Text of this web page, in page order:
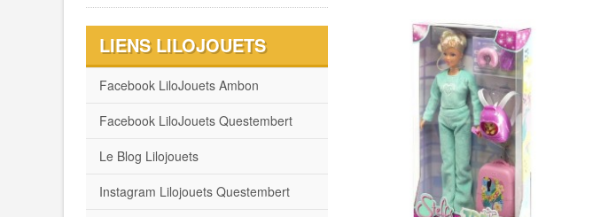
LIENS LILOJOUETS
Facebook LiloJouets Ambon
Facebook LiloJouets Questembert
Le Blog Lilojouets
Instagram Lilojouets Questembert